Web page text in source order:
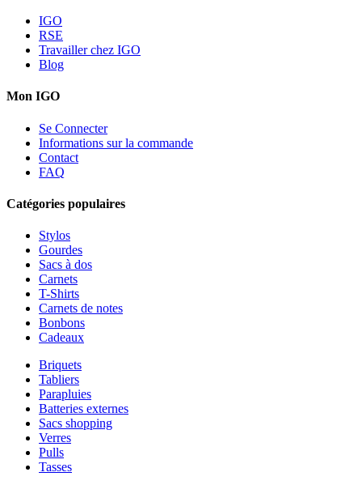
IGO
RSE
Travailler chez IGO
Blog
Mon IGO
Se Connecter
Informations sur la commande
Contact
FAQ
Catégories populaires
Stylos
Gourdes
Sacs à dos
Carnets
T-Shirts
Carnets de notes
Bonbons
Cadeaux
Briquets
Tabliers
Parapluies
Batteries externes
Sacs shopping
Verres
Pulls
Tasses